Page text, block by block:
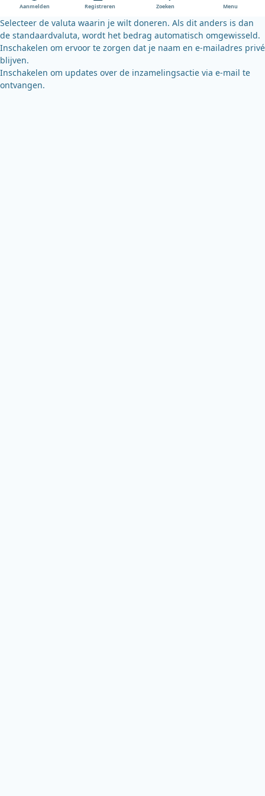
k
y
Aanmelden Registreren Zoeken Menu
Selecteer de valuta waarin je wilt doneren. Als dit anders is dan
de standaardvaluta, wordt het bedrag automatisch omgewisseld.
Inschakelen om ervoor te zorgen dat je naam en e-mailadres privé
blijven.
Inschakelen om updates over de inzamelingsactie via e-mail te
ontvangen.